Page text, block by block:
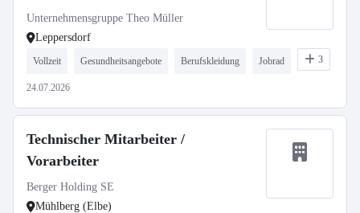
Unternehmensgruppe Theo Müller
Leppersdorf
Vollzeit Gesundheitsangebote Berufskleidung Jobrad 3
24.07.2026
Technischer Mitarbeiter /
Vorarbeiter
Berger Holding SE
Mühlberg (Elbe)